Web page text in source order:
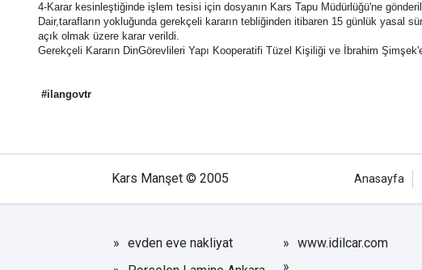
4-Karar kesinleştiğinde işlem tesisi için dosyanın Kars Tapu Müdürlüğü'ne
Dair,tarafların yokluğunda gerekçeli kararın tebliğinden itibaren 15 günlük yasal
açık olmak üzere karar verildi.
Gerekçeli Kararın DinGörevlileri Yapı Kooperatifi Tüzel Kişiliği ve İbrahim
#ilangovtr
Kars Manşet © 2005 Anasayfa
evden eve nakliyat www.idilcar.com